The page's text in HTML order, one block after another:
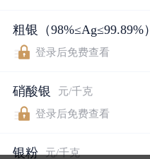
粗银（98%≤Ag≤99.89%）
登录后免费查看
硝酸银 元/千克
登录后免费查看
银粉 元/千克